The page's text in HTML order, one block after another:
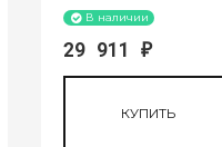
В наличии
29 911 ₽
КУПИТЬ